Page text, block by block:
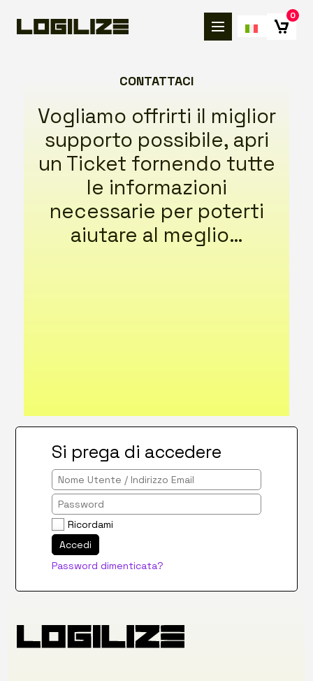
0
CONTATTACI
Vogliamo offrirti il miglior
supporto possibile, apri
un Ticket fornendo tutte
le informazioni
necessarie per poterti
aiutare al meglio…
Si prega di accedere
Ricordami
Accedi
Password dimenticata?